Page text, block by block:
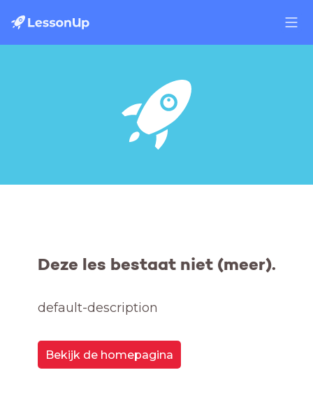
Deze les bestaat niet (meer).
default-description
Bekijk de homepagina